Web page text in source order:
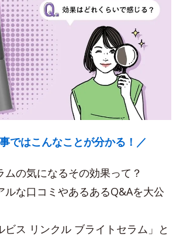
ではこんなことが分かる！／
ムの気になるその効果って？
ルな口コミやあるあるQ&Aを大公
ビス リンクル ブライトセラム」と